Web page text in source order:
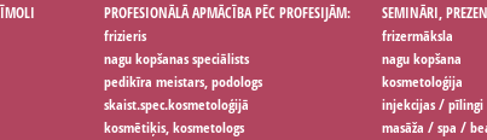
PROFESIONĀLĀ APMĀCĪBA PĒC PROFESIJĀM:
frizieris
nagu kopšanas speciālists
pedikīra meistars, podologs
skaist.spec.kosmetoloģijā
kosmētiķis, kosmetologs
SEMINĀRI,
frizermāksla
nagu kopšana
kosmetoloģija
injekcijas / pīlingi
masāža / spa /